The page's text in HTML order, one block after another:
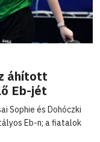
áhított
Eb-jét
Sophie és Dohóczki
Eb-n; a fiatalok